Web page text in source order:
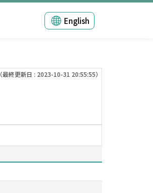
English
（最終更新日 : 2023-10-31 20:55:55）